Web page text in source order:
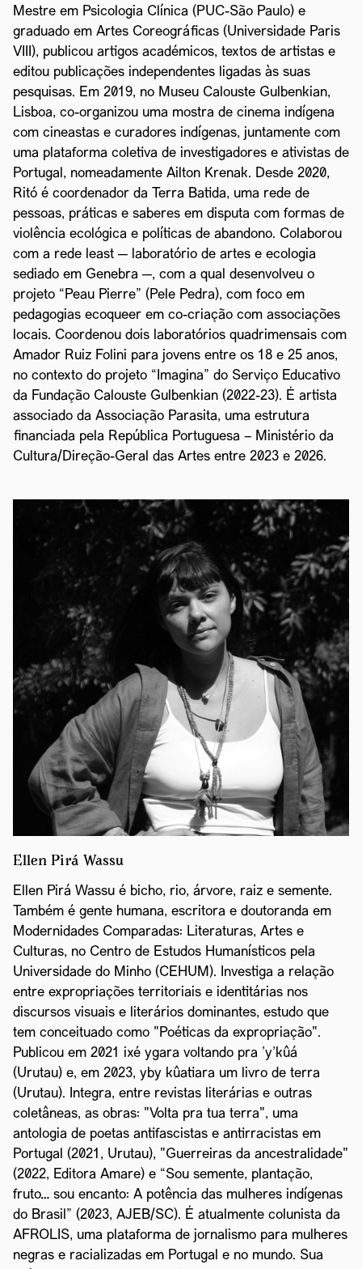
Mestre em Psicologia Clínica (PUC-São Paulo) e
graduado em Artes Coreográficas (Universidade Paris
VIII), publicou artigos académicos, textos de artistas e
editou publicações independentes ligadas às suas
pesquisas. Em 2019, no Museu Calouste Gulbenkian,
Lisboa, co-organizou uma mostra de cinema indígena
com cineastas e curadores indígenas, juntamente com
uma plataforma coletiva de investigadores e ativistas de
Portugal, nomeadamente Ailton Krenak. Desde 2020,
Ritó é coordenador da Terra Batida, uma rede de
pessoas, práticas e saberes em disputa com formas de
violência ecológica e políticas de abandono. Colaborou
com a rede least — laboratório de artes e ecologia
sediado em Genebra —, com a qual desenvolveu o
projeto “Peau Pierre” (Pele Pedra), com foco em
pedagogias ecoqueer em co-criação com associações
locais. Coordenou dois laboratórios quadrimensais com
Amador Ruiz Folini para jovens entre os 18 e 25 anos,
no contexto do projeto “Imagina” do Serviço Educativo
da Fundação Calouste Gulbenkian (2022-23). É artista
associado da Associação Parasita, uma estrutura
financiada pela República Portuguesa – Ministério da
Cultura/Direção-Geral das Artes entre 2023 e 2026.
Ellen Pirá Wassu
Ellen Pirá Wassu é bicho, rio, árvore, raiz e semente.
Também é gente humana, escritora e doutoranda em
Modernidades Comparadas: Literaturas, Artes e
Culturas, no Centro de Estudos Humanísticos pela
Universidade do Minho (CEHUM). Investiga a relação
entre expropriações territoriais e identitárias nos
discursos visuais e literários dominantes, estudo que
tem conceituado como "Poéticas da expropriação".
Publicou em 2021 ixé ygara voltando pra ’y’kûá
(Urutau) e, em 2023, yby kûatiara um livro de terra
(Urutau). Integra, entre revistas literárias e outras
coletâneas, as obras: "Volta pra tua terra", uma
antologia de poetas antifascistas e antirracistas em
Portugal (2021, Urutau), "Guerreiras da ancestralidade"
(2022, Editora Amare) e “Sou semente, plantação,
fruto… sou encanto: A potência das mulheres indígenas
do Brasil” (2023, AJEB/SC). É atualmente colunista da
AFROLIS, uma plataforma de jornalismo para mulheres
negras e racializadas em Portugal e no mundo. Sua